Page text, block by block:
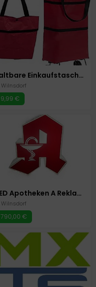
faltbare Einkaufstasche mit Rollen Umhänge Tasche Einkauf Trolley Einkaufswagen
Wilnsdorf
9,99 €
LED Apotheken A Reklame Schild Beidseitige Leuchtreklame Neu 80x80cm
Wilnsdorf
790,00 €